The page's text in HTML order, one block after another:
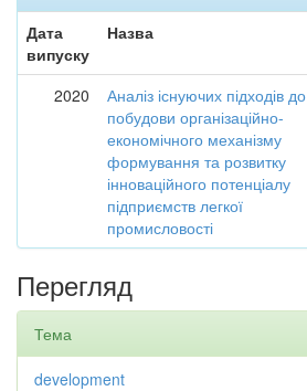
Дата
випуску
Назва
2020
Аналіз існуючих підходів до
побудови організаційно-
економічного механізму
формування та розвитку
інноваційного потенціалу
підприємств легкої
промисловості
Перегляд
Тема
development